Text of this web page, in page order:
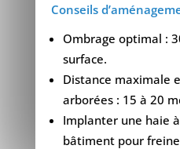
Conseils
Ombrage optimal :
surface.
Distance maximale
arborées : 15 à 20
Implanter une haie
bâtiment pour